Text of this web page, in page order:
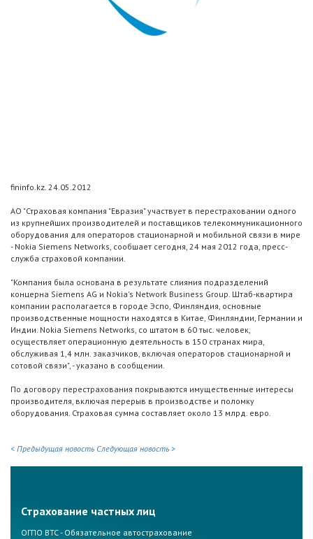
fininfo.kz. 24.05.2012
АО "Страховая компания "Евразия" участвует в перестраховании одного
из крупнейших производителей и поставщиков телекоммуникационного
оборудования для операторов стационарной и мобильной связи в мире
- Nokia Siemens Networks, сообшает сегодня, 24 мая 2012 года, пресс-
служба страховой компании.
"Компания была основана в результате слияния подразделений
концерна Siemens AG и Nokia's Network Business Group. Штаб-квартира
компании располагается в городе Эспо, Финляндия, основные
производственные мощности находятся в Китае, Финляндии, Германии и
Индии. Nokia Siemens Networks, со штатом в 60 тыс. человек,
осуществляет операционную деятельность в 150 странах мира,
обслуживая 1,4 млн. заказчиков, включая операторов стационарной и
сотовой связи", - указано в сообщении.
По договору перестрахования покрываются имущественные интересы
производителя, включая перерыв в производстве и поломку
оборудования. Страховая сумма составляет около 13 млрд. евро.
< Предыдущая новость Следующая новость >
Страхование частных лиц
ОГПО ВТС - Обязательное автострахование